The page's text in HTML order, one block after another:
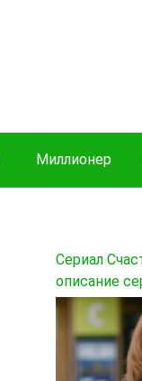
Миллионер
Сериал
описание